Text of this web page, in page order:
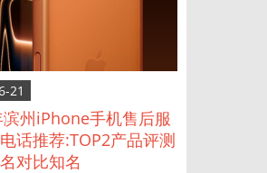
21
州iPhone手机售后服
话推荐:TOP2产品评测
对比知名